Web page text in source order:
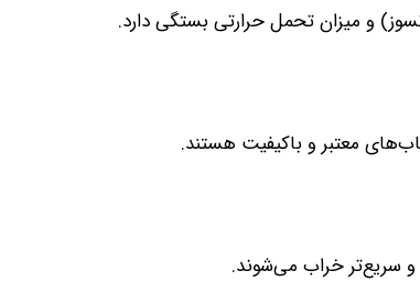
معتبر و باکیفیت هستند.
سریع‌تر خراب می‌شوند.